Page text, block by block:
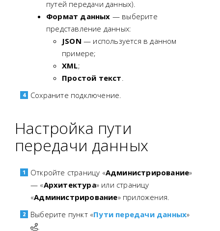
путей передачи данных).
Формат данных — выберите
представление данных:
JSON — используется в данном
примере;
XML;
Простой текст
Сохраните подключение.
Настройка пути
передачи данных
Откройте страницу «Администрирование»
— «Архитектура» или страницу
«Администрирование» приложения.
Выберите пункт «Пути передачи данных»